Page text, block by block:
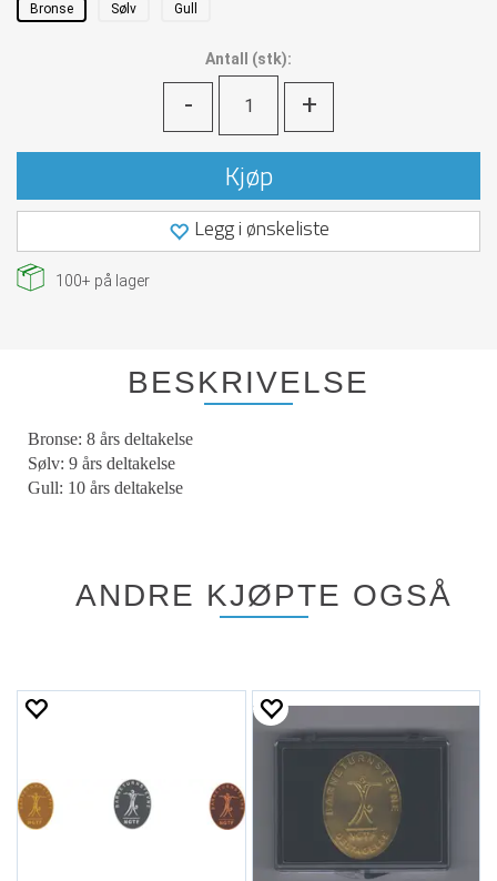
Bronse Sølv Gull
Antall (stk):
- +
Kjøp
Legg i ønskeliste
100+ på lager
BESKRIVELSE
Bronse: 8 års deltakelse
Sølv: 9 års deltakelse
Gull: 10 års deltakelse
ANDRE KJØPTE OGSÅ